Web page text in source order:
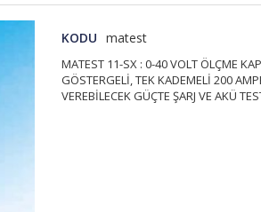
KODU matest
MATEST 11-SX : 0-40 VOLT ÖLÇME
GÖSTERGELİ, TEK KADEMELİ 200
VEREBİLECEK GÜÇTE ŞARJ VE AKÜ